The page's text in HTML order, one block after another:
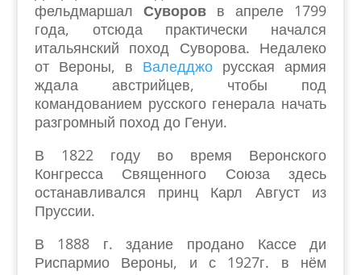
фельдмаршал Суворовв апреле 1799
года, отсюда практически начался
итальянский поход Суворова. Недалеко
от Вероны, в Валедджо русская армия
ждала австрийцев, чтобы под
командованием русского генерала начать
разгромный поход до Генуи.
В 1822 году во время Веронского
Конгресса Священного Союза здесь
останавливался принц Карл Август из
Пруссии.
В 1888 г. здание продано Кассе ди
Риспармио Вероны, и с 1927г. в нём